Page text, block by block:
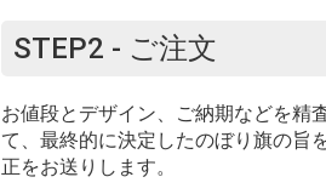
STEP2 - ご注文
お値段とデザイン、ご納期などを精
て、最終的に決定したのぼり旗の旨
正をお送りします。